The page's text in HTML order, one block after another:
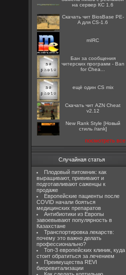
на сервер КС 1.6
Скачать чит BiosBase PE-
A для CS-1.6
mIRC
Бан за сообщения
читерских программ - Ban
for Chea...
ещё один CS mix
Скачать чит AZN Cheat
v2.12
New Rank Style [Новый
стиль /rank]
посмотреть все
Случайная статья
Плодовый питомник: как
выращивают, прививают и
подготавливают саженцы к
продаже
Европейские пациенты после
COVID начали бояться
медицинских препаратов
Антибиотики из Европы
завоевывают популярность в
Казахстане
Транспортировка лекарств:
почему это важно делать
профессионально?
Топ-3 европейских клиник, куда
стоит обратиться за лечением
Преимущества REVI
биоревитализации